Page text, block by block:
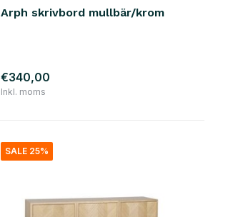
Arph skrivbord mullbär/krom
€340,00
Inkl. moms
SALE 25%